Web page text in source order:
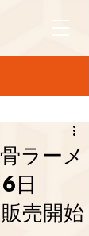
ラーメ
日
売開始